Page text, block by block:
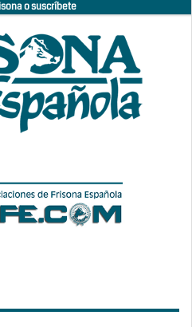
o suscríbete